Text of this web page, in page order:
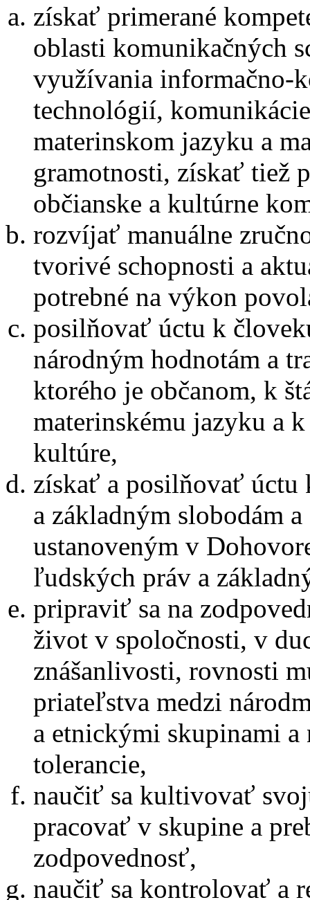
získať primerané
oblasti komunikačných
využívania informačno-
technológií,
materinskom jazyku a
gramotnosti, získať tiež
občianske a kultúrne
rozvíjať manuálne
tvorivé schopnosti a
potrebné na výkon
posilňovať úctu k
národným hodnotám a
ktorého je občanom, k
materinskému jazyku a
kultúre,
získať a posilňovať úctu
a základným slobodám a
ustanoveným v
ľudských práv a
pripraviť sa na
život v spoločnosti, v
znášanlivosti, rovnosti
priateľstva medzi
a etnickými skupinami a
tolerancie,
naučiť sa kultivovať
pracovať v skupine a
zodpovednosť,
naučiť sa kontrolovať a